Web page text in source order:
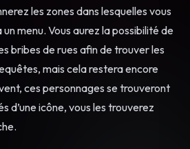
les zones dans lesquelles vous
menu. Vous aurez la possibilité de
bribes de rues afin de trouver les
mais cela restera encore
ces personnages se trouveront
d’une icône, vous les trouverez